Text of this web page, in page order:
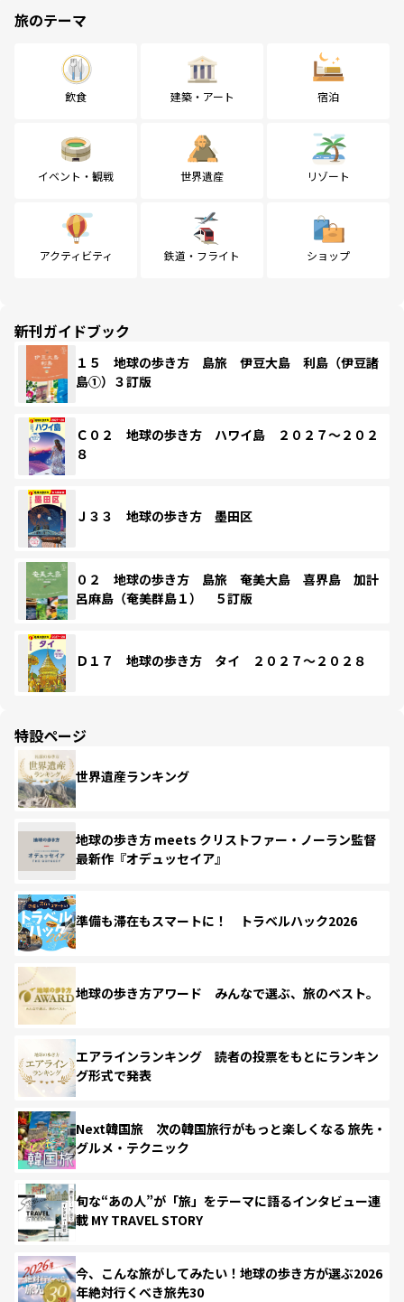
旅のテーマ
飲食 建築・アート 宿泊
イベント・観戦 世界遺産 リゾート
アクティビティ 鉄道・フライト ショップ
新刊ガイドブック
１５ 地球の歩き方 島旅 伊豆大島 利島（伊豆諸
島①）３訂版
Ｃ０２ 地球の歩き方 ハワイ島 ２０２７～２０２
８
Ｊ３３ 地球の歩き方 墨田区
０２ 地球の歩き方 島旅 奄美大島 喜界島 加計
呂麻島（奄美群島１） ５訂版
Ｄ１７ 地球の歩き方 タイ ２０２７～２０２８
特設ページ
世界遺産ランキング
地球の歩き方 meets クリストファー・ノーラン監督
最新作『オデュッセイア』
準備も滞在もスマートに！ トラベルハック2026
地球の歩き方アワード みんなで選ぶ、旅のベスト。
エアラインランキング 読者の投票をもとにランキン
グ形式で発表
Next韓国旅 次の韓国旅行がもっと楽しくなる 旅先・
グルメ・テクニック
旬な“あの人”が「旅」をテーマに語るインタビュー連
載 MY TRAVEL STORY
今、こんな旅がしてみたい！地球の歩き方が選ぶ2026
年絶対行くべき旅先30